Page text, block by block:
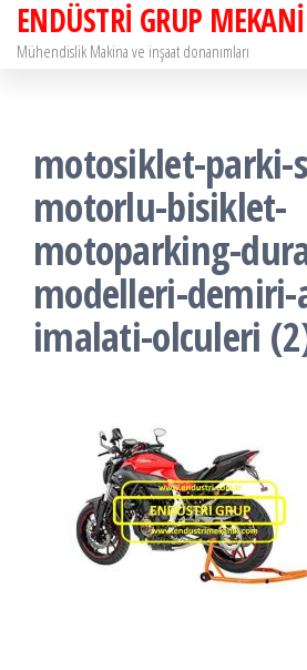
İçeriğe
atla
ENDÜSTRİ GRUP
Mühendislik Makina ve inşaat donanımları
motosiklet-parki-
motorlu-bisiklet-
motoparking-
modelleri-
imalati-olculeri